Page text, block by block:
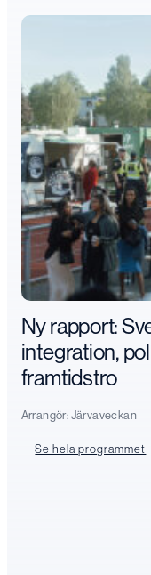
Ny rapport:
integration,
framtidstro
Arrangör: Järvaveckan
Se hela programmet